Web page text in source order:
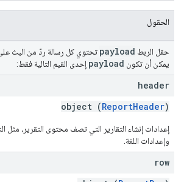
الحقول
حقل الربط payload تحتوي كل رسالة ردّ من البث
يمكن أن تكون payload إحدى القيم التالية فقط:
header
object (ReportHeader)
إعدادات إنشاء التقارير التي تصف محتوى التقرير، مثل
وإعدادات اللغة.
row